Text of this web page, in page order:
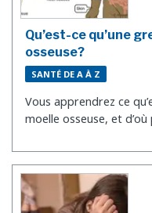
Qu’est-ce qu’une
osseuse?
SANTÉ DE A À Z
Vous apprendrez ce
moelle osseuse, et